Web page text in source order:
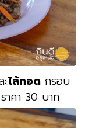
ไส้ทอด กรอบ
าคา 30 บาท